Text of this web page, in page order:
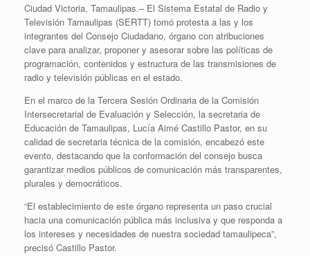
Ciudad Victoria, Tamaulipas.– El Sistema Estatal de Radio y
Televisión Tamaulipas (SERTT) tomó protesta a las y los
integrantes del Consejo Ciudadano, órgano con atribuciones
clave para analizar, proponer y asesorar sobre las políticas de
programación, contenidos y estructura de las transmisiones de
radio y televisión públicas en el estado.
En el marco de la Tercera Sesión Ordinaria de la Comisión
Intersecretarial de Evaluación y Selección, la secretaria de
Educación de Tamaulipas, Lucía Aimé Castillo Pastor, en su
calidad de secretaria técnica de la comisión, encabezó este
evento, destacando que la conformación del consejo busca
garantizar medios públicos de comunicación más transparentes,
plurales y democráticos.
“El establecimiento de este órgano representa un paso crucial
hacia una comunicación pública más inclusiva y que responda a
los intereses y necesidades de nuestra sociedad tamaulipeca”,
precisó Castillo Pastor.